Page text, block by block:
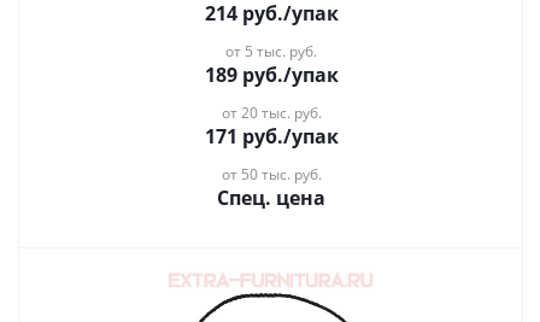
214руб./упак
от 5 тыс. руб.
189руб./упак
от 20 тыс. руб.
171 руб./упак
от 50 тыс. руб.
Спец. цена